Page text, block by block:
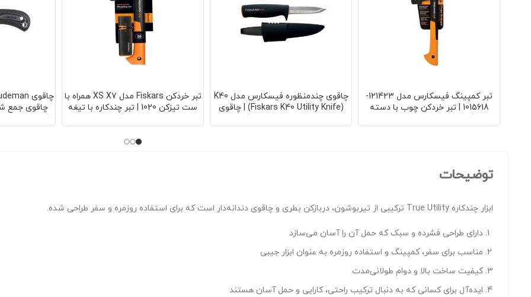
تبر کمپینگ فیسکارس مدل 121423-
1015618 | تبر خردکن چوب با دسته
چاقوی چندمنظوره فیسکارس مدل K40
(Fiskars K40 Utility Knife) | چاقوی
تبر خردکن Fiskars مدل XS X7 همراه با
ست تیزکن 1020 | تبر چندکاره با تیغه
کامل با ابزار تیزکن
چاقوی جمع
توضیحات
ابزار چندکاره True Utility ترکیبی از تیربوشون، دربازکن بطری و چاقوی دندانه‌دار است که برای استفاده روزمره و سفر طراحی شده.
دارای طراحی فشرده و سبک که حمل آن را آسان می‌سازد
مناسب برای سفر، کمپینگ و استفاده روزمره به عنوان ابزار جیبی
کیفیت ساخت بالا و دوام طولانی‌مدت
ایده‌آل برای کسانی که به دنبال ترکیب راحتی، کارایی و حمل آسان هستند